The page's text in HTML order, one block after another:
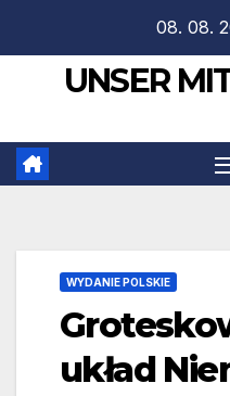
springen
08. 08.
UNSER
WYDANIE POLSKIE
układ